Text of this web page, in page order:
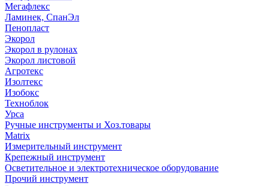
Мегафлекс
Ламинек, СпанЭл
Пенопласт
Экорол
Экорол в рулонах
Экорол листовой
Агротекс
Изолтекс
Изобокс
Техноблок
Урса
Ручные инструменты и Хоз.товары
Matrix
Измерительный инструмент
Крепежный инструмент
Осветительное и электротехническое оборудование
Прочий инструмент